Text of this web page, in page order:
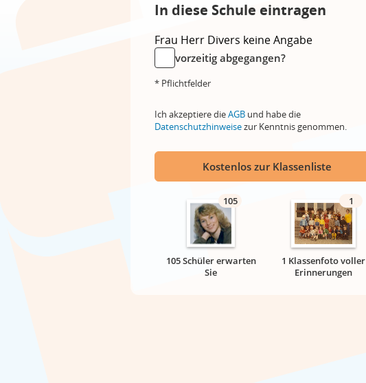
In diese Schule eintragen
Frau Herr Divers keine Angabe
vorzeitig abgegangen?
* Pflichtfelder
Ich akzeptiere dieAGB und habe die
Datenschutzhinweisezur Kenntnis genommen.
Kostenlos zur Klassenliste
105
105 Schüler erwarten
Sie
1
1 Klassenfoto voller
Erinnerungen